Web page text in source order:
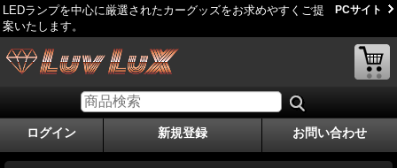
LEDランプを中心に厳選されたカーグッズをお求めやすくご提
案いたします。
PCサイト
ログイン 新規登録 お問い合わせ